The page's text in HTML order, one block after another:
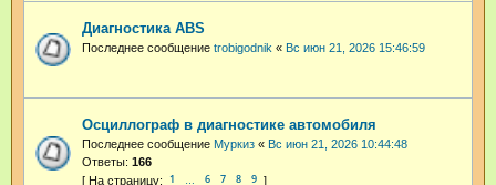
Диагностика ABS
Последнее сообщение trobigodnik « Вс июн 21, 2026 15:46:59
Осциллограф в диагностике автомобиля
Последнее сообщение Муркиз « Вс июн 21, 2026 10:44:48
Ответы: 166
1 6 7 8 9